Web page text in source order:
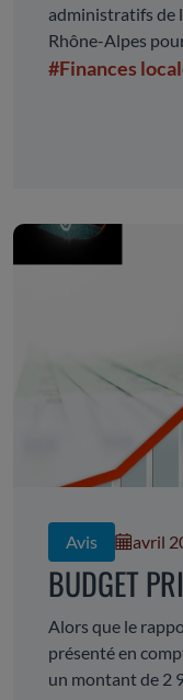
administratifs de
Rhône-Alpes
#Finances
Avis avril
BUDGET
Alors que le
présenté en
un montant de 2